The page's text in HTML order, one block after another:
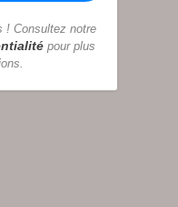
! Consultez notre
pour plus